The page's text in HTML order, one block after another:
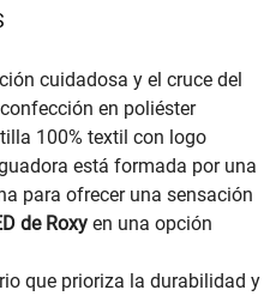
cuidadosa y el cruce del
en poliéster
100% textil con logo
está formada por una
para ofrecer una sensación
de Roxyen una opción
que prioriza la durabilidad y